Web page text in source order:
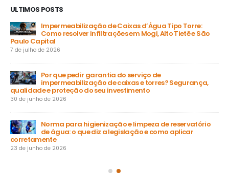
ULTIMOS POSTS
Impermeabilização de Caixas d’Água Tipo Torre:
Como resolver infiltrações em Mogi, Alto Tietê e São
Paulo Capital
7 de julho de 2026
Por que pedir garantia do serviço de
impermeabilização de caixas e torres? Segurança,
qualidade e proteção do seu investimento
30 de junho de 2026
Norma para higienização e limpeza de reservatório
de água: o que diz a legislação e como aplicar
corretamente
23 de junho de 2026